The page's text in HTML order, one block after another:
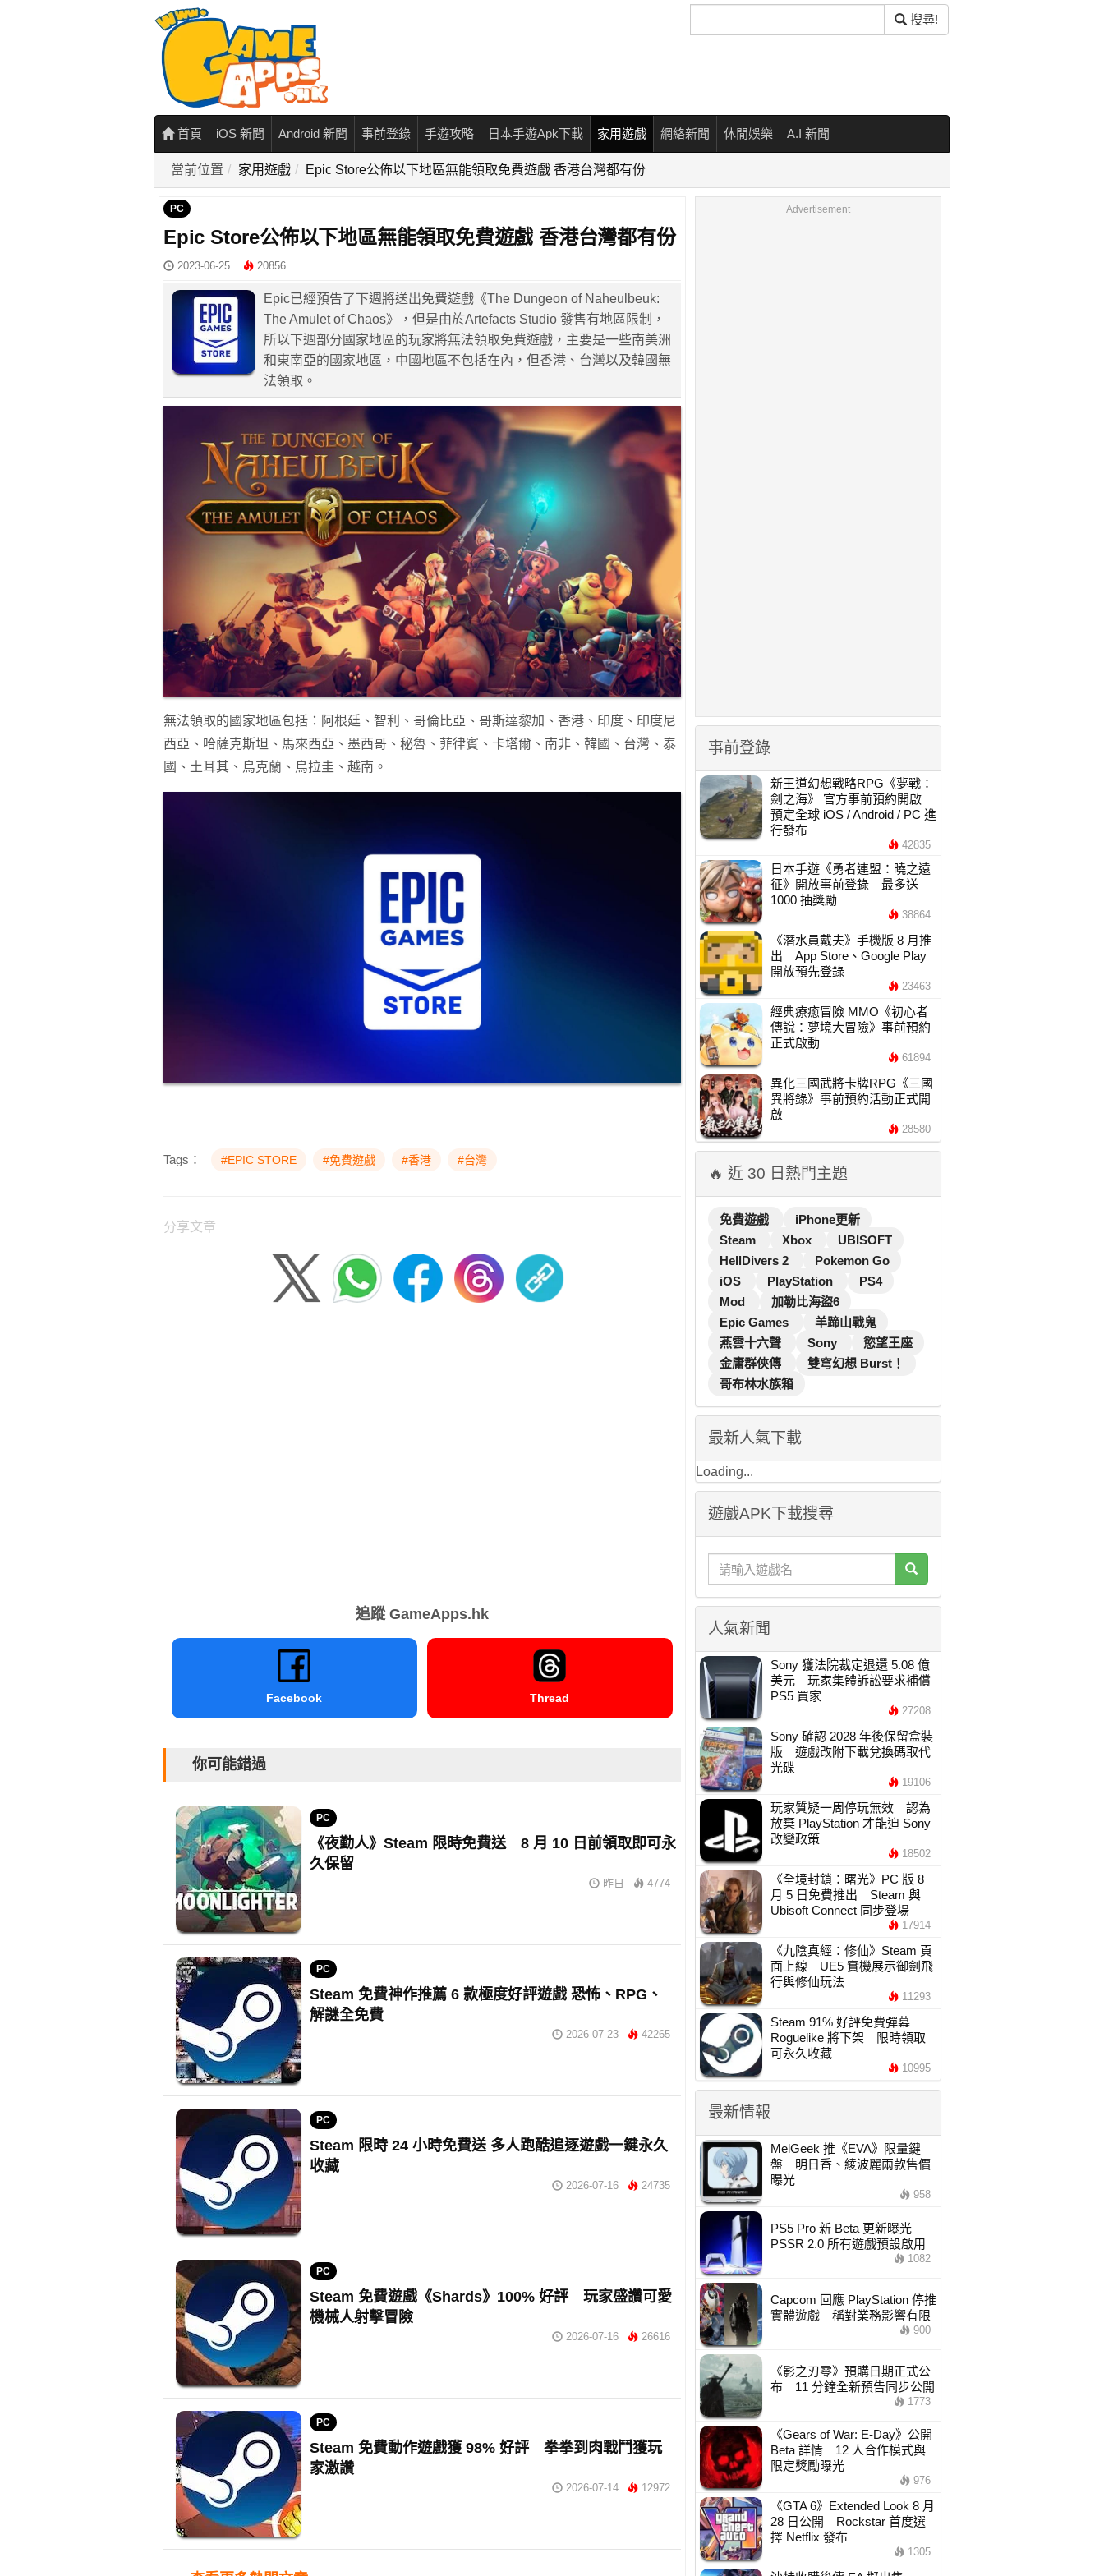
尋
搜尋!
首頁 iOS 新聞 Android 新聞 事前登錄 手遊攻略 日本手遊Apk下載 家用遊戲 網絡新聞 休閒娛樂 A.I 新聞
當前位置 家用遊戲 Epic Store公佈以下地區無能領取免費遊戲 香港台灣都有份
PC
Epic Store公佈以下地區無能領取免費遊戲 香港台灣都有份
2023-06-25 20856
Epic已經預告了下週將送出免費遊戲《The Dungeon of Naheulbeuk:
The Amulet of Chaos》，但是由於Artefacts Studio 發售有地區限制，
所以下週部分國家地區的玩家將無法領取免費遊戲，主要是一些南美洲
和東南亞的國家地區，中國地區不包括在內，但香港、台灣以及韓國無
法領取。
無法領取的國家地區包括：阿根廷、智利、哥倫比亞、哥斯達黎加、香港、印度、印度尼
西亞、哈薩克斯坦、馬來西亞、墨西哥、秘魯、菲律賓、卡塔爾、南非、韓國、台灣、泰
國、土耳其、烏克蘭、烏拉圭、越南。
Tags： #EPIC STORE #免費遊戲 #香港 #台灣
分享文章
追蹤 GameApps.hk
Facebook Thread
你可能錯過
PC
《夜勤人》Steam 限時免費送 8 月 10 日前領取即可永
久保留
昨日 4774
PC
Steam 免費神作推薦 6 款極度好評遊戲 恐怖、RPG、
解謎全免費
2026-07-23 42265
PC
Steam 限時 24 小時免費送 多人跑酷追逐遊戲一鍵永久
收藏
2026-07-16 24735
PC
Steam 免費遊戲《Shards》100% 好評 玩家盛讚可愛
機械人射擊冒險
2026-07-16 26616
PC
Steam 免費動作遊戲獲 98% 好評 拳拳到肉戰鬥獲玩
家激讚
2026-07-14 12972
Advertisement
事前登錄
新王道幻想戰略RPG《夢戰：
劍之海》 官方事前預約開啟
預定全球 iOS / Android / PC 進
行發布
42835
日本手遊《勇者連盟：曉之遠
征》開放事前登錄 最多送
1000 抽獎勵
38864
《潛水員戴夫》手機版 8 月推
出 App Store、Google Play
開放預先登錄
23463
經典療癒冒險 MMO《初心者
傳說：夢境大冒險》事前預約
正式啟動
61894
異化三國武將卡牌RPG《三國
異將錄》事前預約活動正式開
啟
28580
🔥 近 30 日熱門主題
免費遊戲
iPhone更新
Steam
Xbox
UBISOFT
HellDivers 2
Pokemon Go
iOS
PlayStation
PS4
Mod
加勒比海盜6
Epic Games
羊蹄山戰鬼
燕雲十六聲
Sony
慾望王座
金庸群俠傳
雙穹幻想 Burst！
哥布林水族箱
最新人氣下載
Loading...
遊戲APK下載搜尋
人氣新聞
Sony 獲法院裁定退還 5.08 億
美元 玩家集體訴訟要求補償
PS5 買家
27208
Sony 確認 2028 年後保留盒裝
版 遊戲改附下載兌換碼取代
光碟
19106
玩家質疑一周停玩無效 認為
放棄 PlayStation 才能迫 Sony
改變政策
18502
《全境封鎖：曙光》PC 版 8
月 5 日免費推出 Steam 與
Ubisoft Connect 同步登場
17914
《九陰真經：修仙》Steam 頁
面上線 UE5 實機展示御劍飛
行與修仙玩法
11293
Steam 91% 好評免費彈幕
Roguelike 將下架 限時領取
可永久收藏
10995
最新情報
MelGeek 推《EVA》限量鍵
盤 明日香、綾波麗兩款售價
曝光
958
PS5 Pro 新 Beta 更新曝光
PSSR 2.0 所有遊戲預設啟用
1082
Capcom 回應 PlayStation 停推
實體遊戲 稱對業務影響有限
900
《影之刃零》預購日期正式公
布 11 分鐘全新預告同步公開
1773
《Gears of War: E-Day》公開
Beta 詳情 12 人合作模式與
限定獎勵曝光
976
《GTA 6》Extended Look 8 月
28 日公開 Rockstar 首度選
擇 Netflix 發布
1305